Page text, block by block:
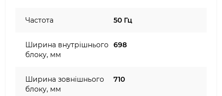
Частота 50 Гц
Ширина внутрішнього
блоку, мм
698
Ширина зовнішнього
блоку, мм
710